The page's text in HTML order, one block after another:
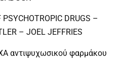
DRUGS –
– JOEL JEFFRIES
αντιψυχωσικού φαρμάκου